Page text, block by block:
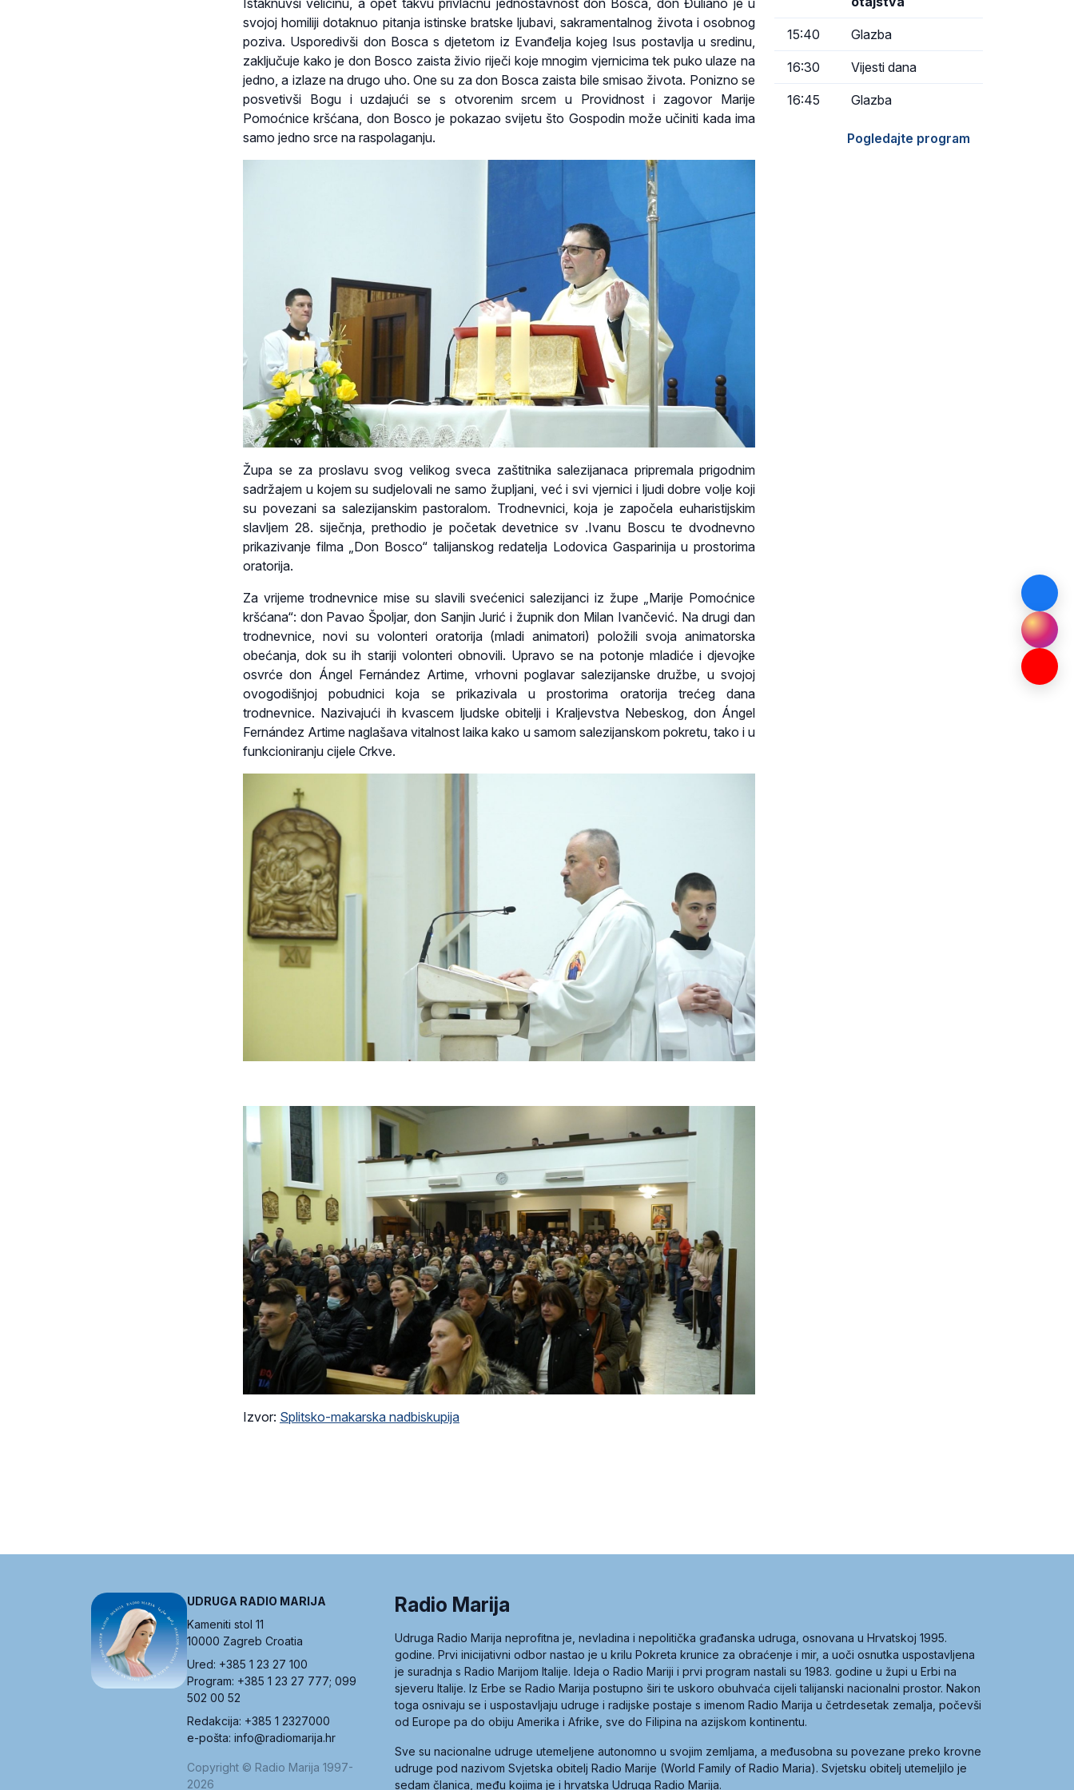
Istaknuvši veličinu, a opet takvu privlačnu jednostavnost don Bosca, don Đuliano je u
svojoj homiliji dotaknuo pitanja istinske bratske ljubavi, sakramentalnog života i osobnog
poziva. Usporedivši don Bosca s djetetom iz Evanđelja kojeg Isus postavlja u sredinu,
zaključuje kako je don Bosco zaista živio riječi koje mnogim vjernicima tek puko ulaze na
jedno, a izlaze na drugo uho. One su za don Bosca zaista bile smisao života. Ponizno se
posvetivši Bogu i uzdajući se s otvorenim srcem u Providnost i zagovor Marije
Pomoćnice kršćana, don Bosco je pokazao svijetu što Gospodin može učiniti kada ima
samo jedno srce na raspolaganju.
Župa se za proslavu svog velikog sveca zaštitnika salezijanaca pripremala prigodnim
sadržajem u kojem su sudjelovali ne samo župljani, već i svi vjernici i ljudi dobre volje koji
su povezani sa salezijanskim pastoralom. Trodnevnici, koja je započela euharistijskim
slavljem 28. siječnja, prethodio je početak devetnice sv .Ivanu Boscu te dvodnevno
prikazivanje filma „Don Bosco“ talijanskog redatelja Lodovica Gasparinija u prostorima
oratorija.
Za vrijeme trodnevnice mise su slavili svećenici salezijanci iz župe „Marije Pomoćnice
kršćana“: don Pavao Špoljar, don Sanjin Jurić i župnik don Milan Ivančević. Na drugi dan
trodnevnice, novi su volonteri oratorija (mladi animatori) položili svoja animatorska
obećanja, dok su ih stariji volonteri obnovili. Upravo se na potonje mladiće i djevojke
osvrće don Ángel Fernández Artime, vrhovni poglavar salezijanske družbe, u svojoj
ovogodišnjoj pobudnici koja se prikazivala u prostorima oratorija trećeg dana
trodnevnice. Nazivajući ih kvascem ljudske obitelji i Kraljevstva Nebeskog, don Ángel
Fernández Artime naglašava vitalnost laika kako u samom salezijanskom pokretu, tako i u
funkcioniranju cijele Crkve.
Izvor: Splitsko-makarska nadbiskupija
15:40 Glazba
16:30 Vijesti dana
16:45 Glazba
Pogledajte program
UDRUGA RADIO MARIJA
Kameniti stol 11
10000 Zagreb Croatia
Ured: +385 1 23 27 100
Program: +385 1 23 27 777; 099
502 00 52
Redakcija: +385 1 2327000
e-pošta: info@radiomarija.hr
Copyright © Radio Marija 1997-
2026
Radio Marija
Udruga Radio Marija neprofitna je, nevladina i nepolitička građanska udruga, osnovana u Hrvatskoj 1995.
godine. Prvi inicijativni odbor nastao je u krilu Pokreta krunice za obraćenje i mir, a uoči osnutka uspostavljena
je suradnja s Radio Marijom Italije. Ideja o Radio Mariji i prvi program nastali su 1983. godine u župi u Erbi na
sjeveru Italije. Iz Erbe se Radio Marija postupno širi te uskoro obuhvaća cijeli talijanski nacionalni prostor. Nakon
toga osnivaju se i uspostavljaju udruge i radijske postaje s imenom Radio Marija u četrdesetak zemalja, počevši
od Europe pa do obiju Amerika i Afrike, sve do Filipina na azijskom kontinentu.
Sve su nacionalne udruge utemeljene autonomno u svojim zemljama, a međusobna su povezane preko krovne
udruge pod nazivom Svjetska obitelj Radio Marije (World Family of Radio Maria). Svjetsku obitelj utemeljilo je
sedam članica, među kojima je i hrvatska Udruga Radio Marija.